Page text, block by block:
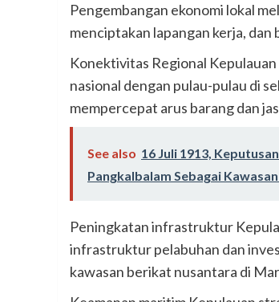
Pengembangan ekonomi lokal
menciptakan lapangan kerja,
Konektivitas Regional
nasional dengan pulau-pulau di
mempercepat arus barang dan
See also 16 Juli 1913,
Pangkalbalam Sebagai
Peningkatan infrastruktur
infrastruktur pelabuhan dan
kawasan berikat nusantara di